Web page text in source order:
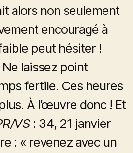
alors non seulement
encouragé à
peut hésiter !
laissez point
fertile. Ces heures
À l’œuvre donc ! Et
VS : 34, 21 janvier
: « revenez avec un